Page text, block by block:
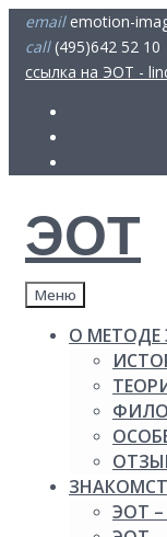
Skip
content
emailemotion-
call(495)642 52 10
ссылка на ЭОТ -
ЭОТ
Меню
О МЕТОДЕ
ЭОТ –